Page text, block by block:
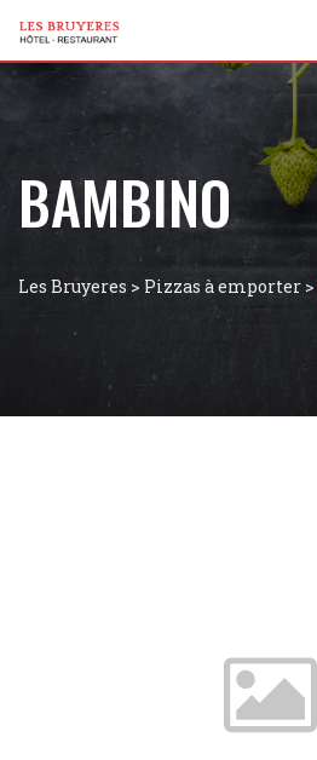
BAMBINO
Les Bruyeres > Pizzas à emporter >